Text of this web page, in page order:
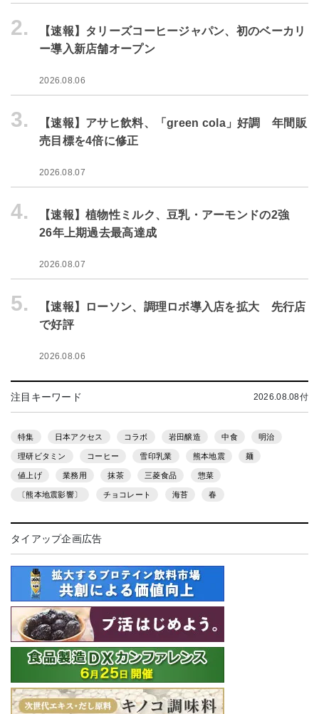
2.
【速報】タリーズコーヒージャパン、初のベーカリ
ー導入新店舗オープン
2026.08.06
3.
【速報】アサヒ飲料、「green cola」好調 年間販
売目標を4倍に修正
2026.08.07
4.
【速報】植物性ミルク、豆乳・アーモンドの2強
26年上期過去最高達成
2026.08.07
5.
【速報】ローソン、調理ロボ導入店を拡大 先行店
で好評
2026.08.06
注目キーワード 2026.08.08付
特集 日本アクセス コラボ 岩田醸造 中食 明治
理研ビタミン コーヒー 雪印乳業 熊本地震 麺
値上げ 業務用 抹茶 三菱食品 惣菜
〔熊本地震影響〕 チョコレート 海苔 春
タイアップ企画広告